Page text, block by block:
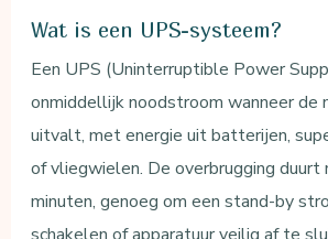
Wat is een UPS-systeem?
Een UPS (Uninterruptible Power
onmiddellijk noodstroom wanneer de
uitvalt, met energie uit batterijen,
of vliegwielen. De overbrugging
minuten, genoeg om een stand-by